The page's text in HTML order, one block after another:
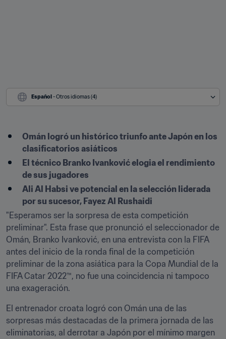
Español - Otros idiomas (4)
Omán logró un histórico triunfo ante Japón en los
clasificatorios asiáticos
El técnico Branko Ivanković elogia el rendimiento
de sus jugadores
Ali Al Habsi ve potencial en la selección liderada
por su sucesor, Fayez Al Rushaidi
"Esperamos ser la sorpresa de esta competición
preliminar". Esta frase que pronunció el seleccionador de
Omán, Branko Ivanković, en una entrevista con la FIFA
antes del inicio de la ronda final de la competición
preliminar de la zona asiática para la Copa Mundial de la
FIFA Catar 2022™, no fue una coincidencia ni tampoco
una exageración.
El entrenador croata logró con Omán una de las
sorpresas más destacadas de la primera jornada de las
eliminatorias, al derrotar a Japón por el mínimo margen